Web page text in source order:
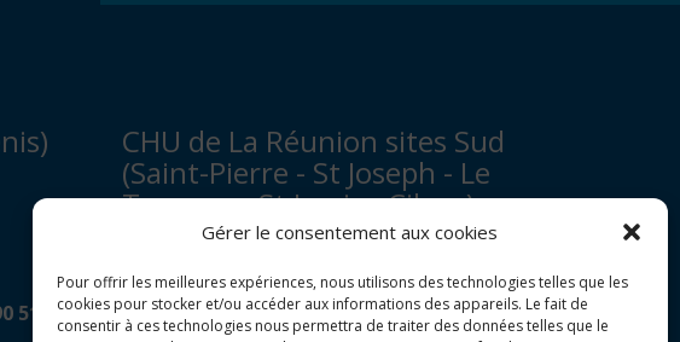
Gérer le consentement aux cookies
Pour offrir les meilleures expériences, nous utilisons des technologies telles que les
cookies pour stocker et/ou accéder aux informations des appareils. Le fait de
consentir à ces technologies nous permettra de traiter des données telles que le
51 00
CHU de La Réunion sites Sud
(Saint-Pierre - St Joseph - Le
Tampon - St Louis - Cilaos)
BP 350
97448 Saint-Pierre Cedex